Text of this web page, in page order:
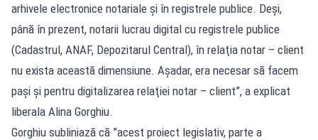
arhivele electronice notariale şi în registrele publice. Deşi,
până în prezent, notarii lucrau digital cu registrele publice
(Cadastrul, ANAF, Depozitarul Central), în relaţia notar – client
nu exista această dimensiune. Aşadar, era necesar să facem
paşi şi pentru digitalizarea relaţiei notar – client”, a explicat
liberala Alina Gorghiu.
Gorghiu subliniază că ”acest proiect legislativ, parte a